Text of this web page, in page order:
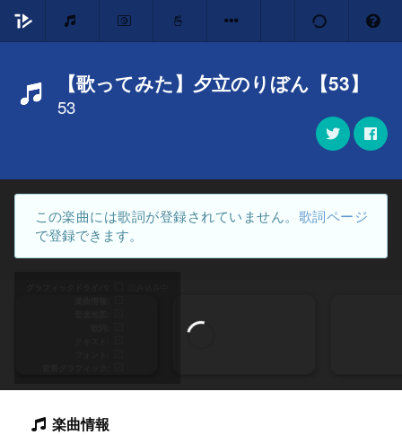
【歌ってみた】夕立のりぼん【53】
53
この楽曲には歌詞が登録されていません。 歌詞ページ
で登録できます。
楽曲情報